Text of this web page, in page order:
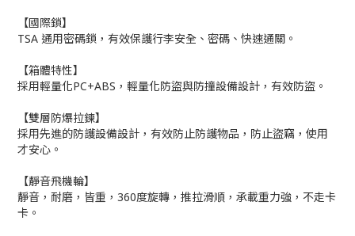
【國際鎖】
TSA 通用密碼鎖，有效保護行李安全、密碼、快速通關。
【箱體特性】
採用輕量化PC+ABS，輕量化防盜與防撞設備設計，有效防盜。
【雙層防爆拉鍊】
採用先進的防護設備設計，有效防止防護物品，防止盜竊，使用
才安心。
【靜音飛機輪】
靜音，耐磨，皆重，360度旋轉，推拉滑順，承載重力強，不走卡
卡。